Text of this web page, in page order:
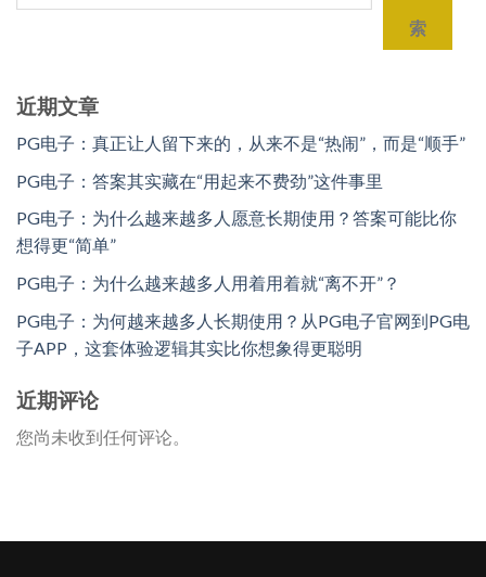
索
近期文章
PG电子：真正让人留下来的，从来不是“热闹”，而是“顺手”
PG电子：答案其实藏在“用起来不费劲”这件事里
PG电子：为什么越来越多人愿意长期使用？答案可能比你
想得更“简单”
PG电子：为什么越来越多人用着用着就“离不开”？
PG电子：为何越来越多人长期使用？从PG电子官网到PG电
子APP，这套体验逻辑其实比你想象得更聪明
近期评论
您尚未收到任何评论。